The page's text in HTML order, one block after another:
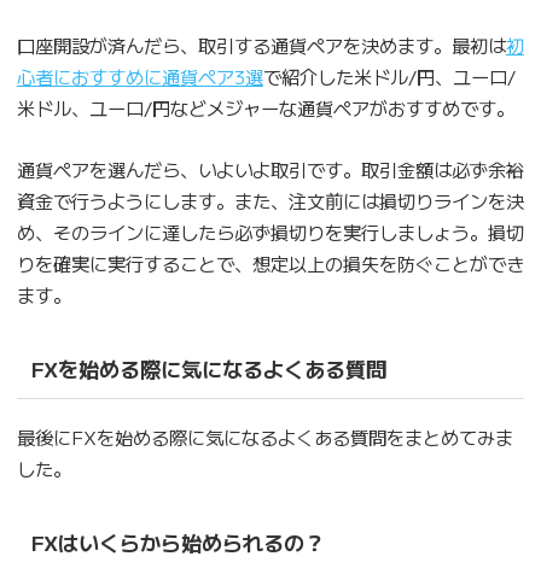
口座開設が済んだら、取引する通貨ペアを決めます。最初は初
心者におすすめに通貨ペア3選で紹介した米ドル/円、ユーロ/
米ドル、ユーロ/円などメジャーな通貨ペアがおすすめです。
通貨ペアを選んだら、いよいよ取引です。取引金額は必ず余裕
資金で行うようにします。また、注文前には損切りラインを決
め、そのラインに達したら必ず損切りを実行しましょう。損切
りを確実に実行することで、想定以上の損失を防ぐことができ
ます。
FXを始める際に気になるよくある質問
最後にFXを始める際に気になるよくある質問をまとめてみま
した。
FXはいくらから始められるの？